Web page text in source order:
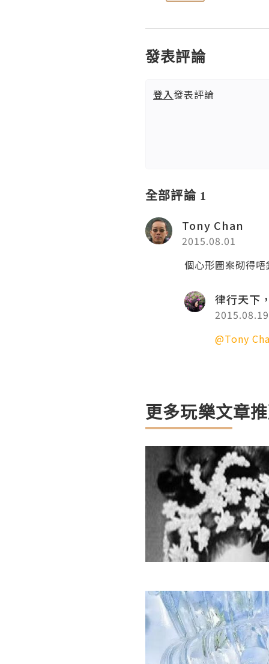
發表評論
登入發表評論
全部評論 1
Tony Chan
2015.08.01
個心形圖案砌得
律行天下
2015.08.19
@Tony
更多玩樂文章